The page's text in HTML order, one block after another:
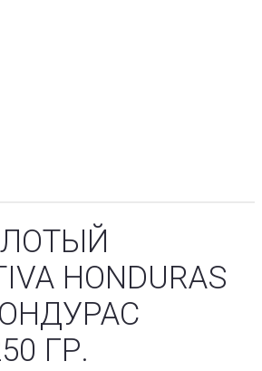
HONDURAS
ГР.